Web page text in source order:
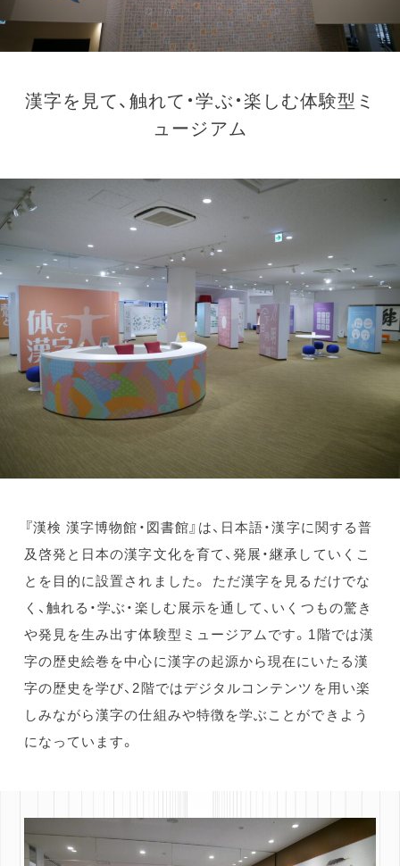
漢字を見て、触れて・学ぶ・楽しむ体験型ミ
ュージアム
『漢検 漢字博物館・図書館』は、日本語・漢字に関する普
及啓発と日本の漢字文化を育て、発展・継承していくこ
とを目的に設置されました。 ただ漢字を見るだけでな
く、触れる・学ぶ・楽しむ展示を通して、いくつもの驚き
や発見を生み出す体験型ミュージアムです。1階では漢
字の歴史絵巻を中心に漢字の起源から現在にいたる漢
字の歴史を学び、2階ではデジタルコンテンツを用い楽
しみながら漢字の仕組みや特徴を学ぶことができよう
になっています。
TOP
WORKS